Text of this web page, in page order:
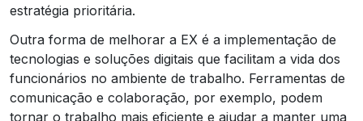
estratégia prioritária.
Outra forma de melhorar a EX é a implementação de
tecnologias e soluções digitais que facilitam a vida dos
funcionários no ambiente de trabalho. Ferramentas de
comunicação e colaboração, por exemplo, podem
tornar o trabalho mais eficiente e ajudar a manter uma